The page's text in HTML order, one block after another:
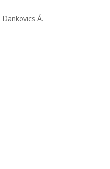
Dankovics Á.